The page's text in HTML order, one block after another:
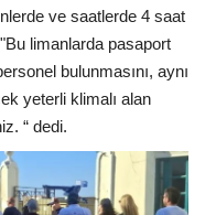
ve saatlerde 4 saat
limanlarda pasaport
bulunmasını, aynı
yeterli klimalı alan
“ dedi.